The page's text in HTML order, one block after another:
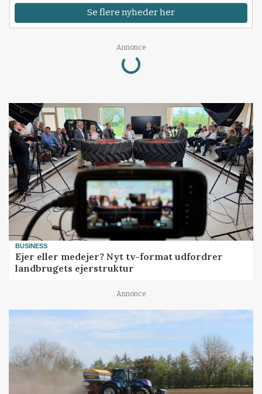
Se flere nyheder her
Annonce
Loading...
BUSINESS
Ejer eller medejer? Nyt tv-format udfordrer
landbrugets ejerstruktur
Annonce